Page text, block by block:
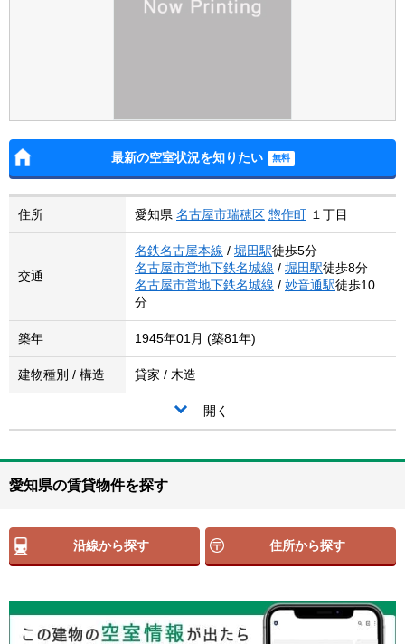
最新の空室状況を知りたい
住所 愛知県 名古屋市瑞穂区 惣作町 １丁目
交通
名鉄名古屋本線 / 堀田駅徒歩5分
名古屋市営地下鉄名城線 / 堀田駅徒歩8分
名古屋市営地下鉄名城線 / 妙音通駅徒歩10
分
築年 1945年01月 (築81年)
建物種別 / 構造 貸家 / 木造
開く
愛知県の賃貸物件を探す
沿線から探す 住所から探す